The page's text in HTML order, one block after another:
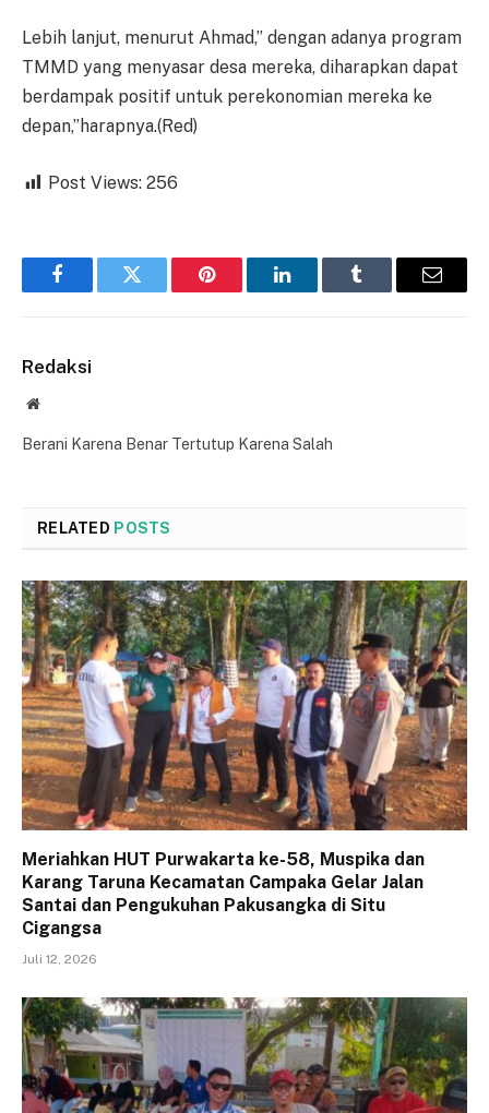
Lebih lanjut, menurut Ahmad,” dengan adanya program
TMMD yang menyasar desa mereka, diharapkan dapat
berdampak positif untuk perekonomian mereka ke
depan,”harapnya.(Red)
Post Views: 256
FacebookTwitter Pinterest LinkedInTumblr Email
Redaksi
Website
Berani Karena Benar Tertutup Karena Salah
RELATED POSTS
Meriahkan HUT Purwakarta ke-58, Muspika dan
Karang Taruna Kecamatan Campaka Gelar Jalan
Santai dan Pengukuhan Pakusangka di Situ
Cigangsa
Juli 12, 2026